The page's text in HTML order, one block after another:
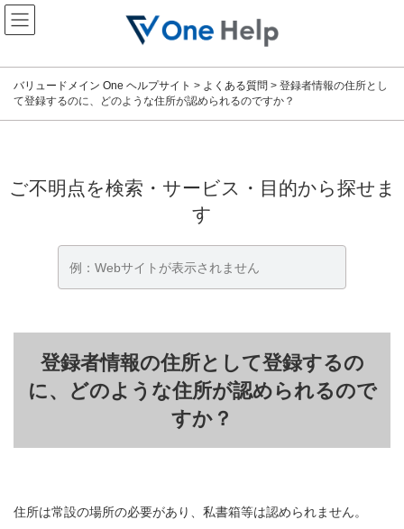
コ
ン
テ
ツ
キ
ナ
ビ
ゲ
シ
に
バリュードメイン One ヘルプサイト > よくある質問 > 登録者情報の住所とし
て登録するのに、どのような住所が認められるのですか？
ご不明点を検索・サービス・目的から探せま
す
登録者情報の住所として登録するの
に、どのような住所が認められるので
すか？
住所は常設の場所の必要があり、私書箱等は認められません。